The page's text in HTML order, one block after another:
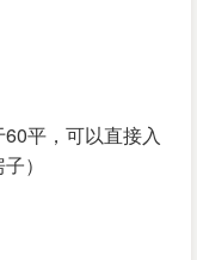
平，可以直接入
）